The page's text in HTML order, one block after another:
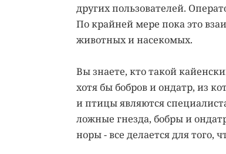
других пользователей.
По крайней мере пока это
животных и насекомых.
Вы знаете, кто такой
хотя бы бобров и ондатр, из
и птицы являются
ложные гнезда, бобры и
норы - все делается для того,